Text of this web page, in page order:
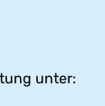
unter: